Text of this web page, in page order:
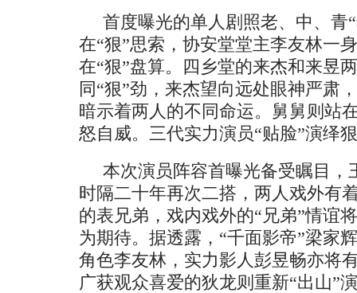
首度曝光的单人剧照老、中、青“
在“狠”思索，协安堂堂主李友林一
在“狠”盘算。四乡堂的来杰和来昱
同 “狠”劲， 来杰望向远处眼神严肃
暗示着两人的不同命运。舅舅 则 站
怒自威。三代实力演员“贴脸”演绎
本次演员阵容首曝光备受瞩目
时隔二十年再次二搭，两人戏外有
的表兄弟，戏内戏外的“兄弟”情谊
为期待。据透露，“千面影帝”梁家
角色李友林，实力影人彭昱畅亦将
广获观众喜爱的狄龙则重新“出山”